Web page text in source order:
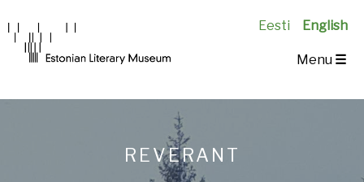
Eesti English
Main
Menu ☰
REVERANT